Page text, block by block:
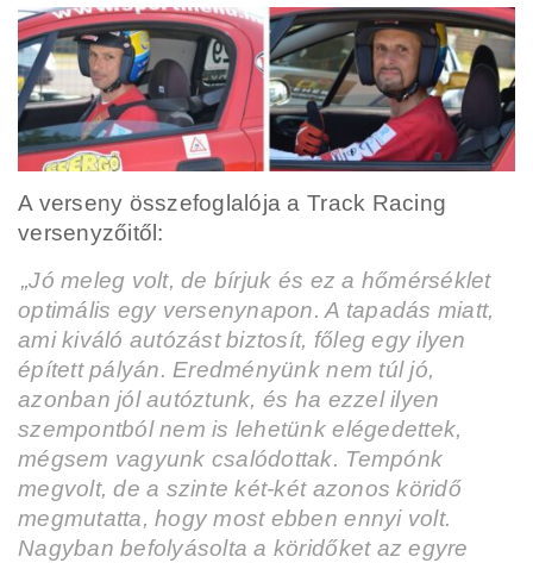
A verseny összefoglalója a Track Racing
versenyzőitől:
„Jó meleg volt, de bírjuk és ez a hőmérséklet
optimális egy versenynapon. A tapadás miatt,
ami kiváló autózást biztosít, főleg egy ilyen
épített pályán. Eredményünk nem túl jó,
azonban jól autóztunk, és ha ezzel ilyen
szempontból nem is lehetünk elégedettek,
mégsem vagyunk csalódottak. Tempónk
megvolt, de a szinte két-két azonos köridő
megmutatta, hogy most ebben ennyi volt.
Nagyban befolyásolta a köridőket az egyre